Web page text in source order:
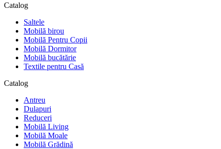
Catalog
Saltele
Mobilă birou
Mobilă Pentru Copii
Mobilă Dormitor
Mobilă bucătărie
Textile pentru Casă
Catalog
Antreu
Dulapuri
Reduceri
Mobilă Living
Mobilă Moale
Mobilă Grădină